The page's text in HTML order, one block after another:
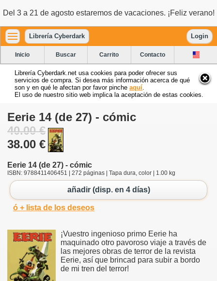
Del 3 a 21 de agosto estaremos de vacaciones. ¡Feliz verano!
Librería Cyberdark Login
Inicio Buscar Carrito Contacto
Librería Cyberdark.net usa cookies para poder ofrecer sus
servicios de compra. Si desea más información acerca de qué
son y en qué le afectan por favor pinche aquí
El uso de nuestro sitio web implica la aceptación de estas cookies.
Eerie 14 (de 27) - cómic
40.00 €
38.00 €
Eerie 14 (de 27) - cómic
ISBN: 9788411406451 | 272 páginas | Tapa dura, color | 1.00 kg
añadir (disp. en 4 días)
ó + lista de los deseos
¡Vuestro ingenioso primo Eerie ha
maquinado otro pavoroso viaje a través de
las mejores obras de terror de la revista
Eerie, así que brincad para subir a bordo
de mi tren del terror!